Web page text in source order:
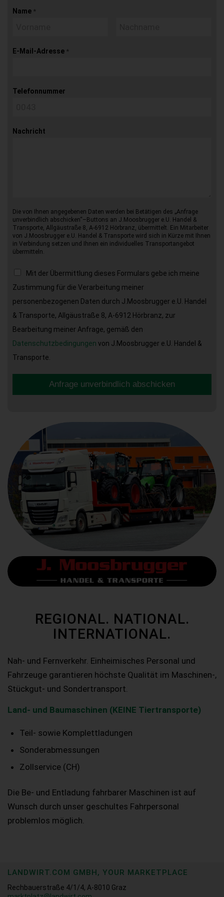
Name *
E-Mail-Adresse *
Telefonnummer
Nachricht
Die von Ihnen angegebenen Daten werden bei Betätigen des „Anfrage
unverbindlich abschicken“–Buttons an J.Moosbrugger e.U. Handel &
Transporte, Allgäustraße 8, A-6912 Hörbranz, übermittelt. Ein Mitarbeiter
von J.Moosbrugger e.U. Handel & Transporte wird sich in Kürze mit Ihnen
in Verbindung setzen und Ihnen ein individuelles Transportangebot
übermitteln.
Mit der Übermittlung dieses Formulars gebe ich meine
Zustimmung für die Verarbeitung meiner
personenbezogenen Daten durch J.Moosbrugger e.U. Handel
& Transporte, Allgäustraße 8, A-6912 Hörbranz, zur
Bearbeitung meiner Anfrage, gemäß den
Datenschutzbedingungen von J.Moosbrugger e.U. Handel &
Transporte.
Anfrage unverbindlich abschicken
REGIONAL. NATIONAL.
INTERNATIONAL.
Nah- und Fernverkehr. Einheimisches Personal und
Fahrzeuge garantieren höchste Qualität im Maschinen-,
Stückgut- und Sondertransport.
Land- und Baumaschinen (KEINE Tiertransporte)
Teil- sowie Komplettladungen
Sonderabmessungen
Zollservice (CH)
Die Be- und Entladung fahrbarer Maschinen ist auf
Wunsch durch unser geschultes Fahrpersonal
problemlos möglich.
LANDWIRT.COM GMBH, YOUR MARKETPLACE
Rechbauerstraße 4/1/4, A-8010 Graz